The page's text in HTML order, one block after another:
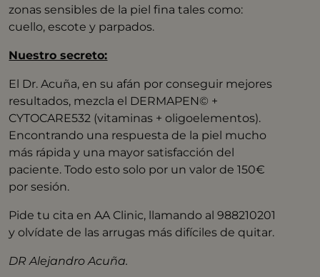
zonas sensibles de la piel fina tales como:
cuello, escote y parpados.
Nuestro secreto:
El Dr. Acuña, en su afán por conseguir mejores
resultados, mezcla el DERMAPEN© +
CYTOCARE532 (vitaminas + oligoelementos).
Encontrando una respuesta de la piel mucho
más rápida y una mayor satisfacción del
paciente. Todo esto solo por un valor de 150€
por sesión.
Pide tu cita en AA Clinic, llamando al 988210201
y olvídate de las arrugas más difíciles de quitar.
DR Alejandro Acuña.